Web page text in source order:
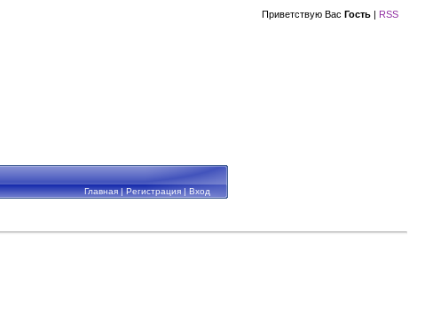
Приветствую Вас Гость | RSS
Главная|Регистрация|Вход